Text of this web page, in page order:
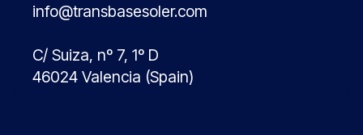
info@transbasesoler.com
C/ Suiza, nº 7, 1º D
46024 Valencia (Spain)